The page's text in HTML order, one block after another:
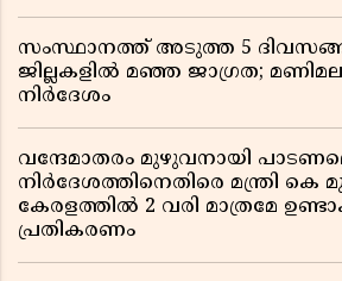
സംസ്ഥാനത്ത് അടുത്ത 5
ജില്ലകളിൽ മഞ്ഞ ജാഗ്രത;
നിർദേശം
വന്ദേമാതരം മുഴുവനായി
നിർദേശത്തിനെതിരെ മന്ത്രി കെ
കേരളത്തിൽ 2 വരി മാത്രമേ
പ്രതികരണം